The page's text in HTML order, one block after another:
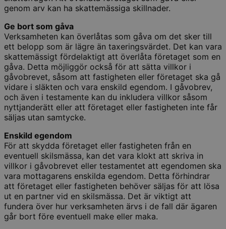
genom arv kan ha skattemässiga skillnader.
Ge bort som gåva
Verksamheten kan överlåtas som gåva om det sker till
ett belopp som är lägre än taxeringsvärdet. Det kan vara
skattemässigt fördelaktigt att överlåta företaget som en
gåva. Detta möjliggör också för att sätta villkor i
gåvobrevet, såsom att fastigheten eller företaget ska gå
vidare i släkten och vara enskild egendom. I gåvobrev,
och även i testamente kan du inkludera villkor såsom
nyttjanderätt eller att företaget eller fastigheten inte får
säljas utan samtycke.
Enskild egendom
För att skydda företaget eller fastigheten från en
eventuell skilsmässa, kan det vara klokt att skriva in
villkor i gåvobrevet eller testamentet att egendomen ska
vara mottagarens enskilda egendom. Detta förhindrar
att företaget eller fastigheten behöver säljas för att lösa
ut en partner vid en skilsmässa. Det är viktigt att
fundera över hur verksamheten ärvs i de fall där ägaren
går bort före eventuell make eller maka.